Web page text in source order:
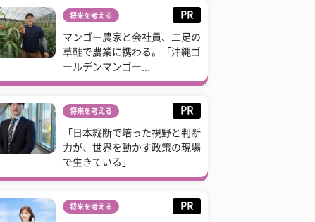
将来を考える PR
マンゴー農家と会社員、二足の
草鞋で農業に携わる。「沖縄ゴ
ールデンマンゴー...
将来を考える PR
「日本縦断で培った視野と判断
力が、世界を動かす政策の現場
で生きている」
将来を考える PR